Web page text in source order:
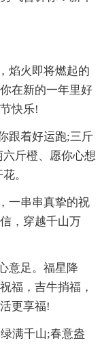
焰火即将燃起的
在新的一年里好
快乐!
跟着好运跑;三斤
斤橙、愿你心想
。
一串串真挚的祝
，穿越千山万
意足。福星降
福，吉牛捎福，
更享福!
满千山;春意盎